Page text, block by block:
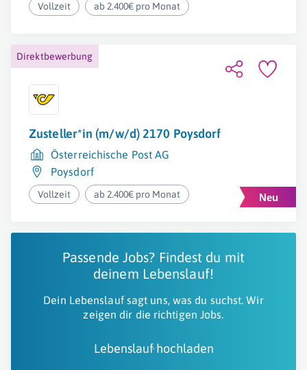
Vollzeit ab 2.400€ pro Monat
Direktbewerbung
Zusteller*in (m/w/d) 2170 Poysdorf
Österreichische Post AG
Poysdorf
Vollzeit ab 2.400€ pro Monat
Passende Jobs? Findest du mit
deinem Lebenslauf!
Dein Lebenslauf sagt uns, was du suchst. Wir
zeigen dir die richtigen Jobs.
Lebenslauf hochladen